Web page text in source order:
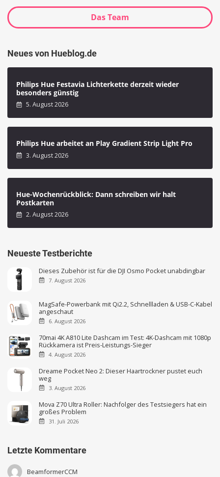
Das Team
Neues von Hueblog.de
Philips Hue Festavia Lichterkette derzeit wieder
besonders günstig
5. August 2026
Philips Hue arbeitet an Play Gradient Strip Light Pro
3. August 2026
Hue-Wochenrückblick: Dann schreiben wir halt
Postkarten
2. August 2026
Neueste Testberichte
Dieses Zubehör ist für die DJI Osmo Pocket unabdingbar
7. August 2026
MagSafe-Powerbank mit Qi2.2, Schnellladen & USB-C-Kabel
angeschaut
6. August 2026
70mai 4K A810 Lite Dashcam im Test: 4K-Dashcam mit 1080p
Rückkamera ist Preis-Leistungs-Sieger
4. August 2026
Dreame Pocket Neo 2: Dieser Haartrockner pustet euch
weg
3. August 2026
Mova Z70 Ultra Roller: Nachfolger des Testsiegers hat ein
großes Problem
31. Juli 2026
Letzte Kommentare
BeamformerCCM